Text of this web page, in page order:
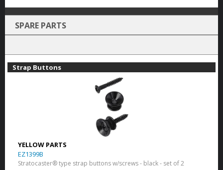
SPARE PARTS
Strap Buttons
YELLOW PARTS
EZ1399B
Stratocaster® type strap buttons w/screws - black - set of 2